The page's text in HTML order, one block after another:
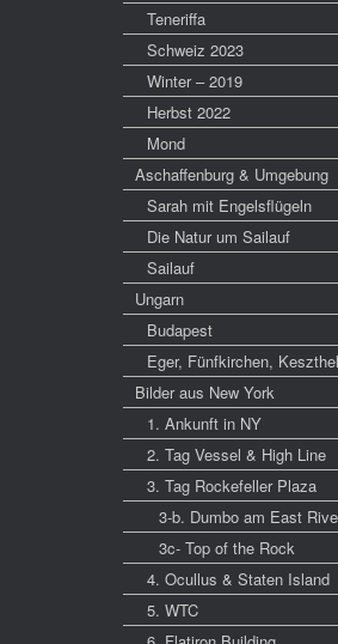
Teneriffa
Schweiz 2023
Winter – 2019
Herbst 2022
Mond
Aschaffenburg & Umgebung
Sarah mit Engelsflügeln
Die Natur um Sailauf
Sailauf
Ungarn
Budapest
Eger, Fünfkirchen,
Bilder aus New York
1. Ankunft in NY
2. Tag Vessel & High Line
3. Tag Rockefeller Plaza
3-b. Dumbo am East
3c- Top of the Rock
4. Ocullus & Staten Island
5. WTC